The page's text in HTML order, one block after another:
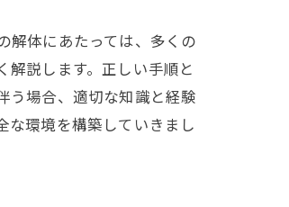
解体にあたっては、多くの
説します。正しい手順と
う場合、適切な知識と経験
な環境を構築していきまし